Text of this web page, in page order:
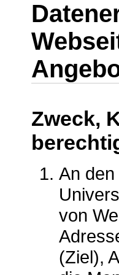
Zweck,
An
von
(Ziel),